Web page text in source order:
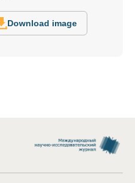
Download image